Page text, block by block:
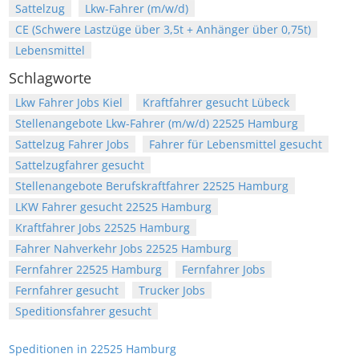
Sattelzug
Lkw-Fahrer (m/w/d)
CE (Schwere Lastzüge über 3,5t + Anhänger über 0,75t)
Lebensmittel
Schlagworte
Lkw Fahrer Jobs Kiel
Kraftfahrer gesucht Lübeck
Stellenangebote Lkw-Fahrer (m/w/d) 22525 Hamburg
Sattelzug Fahrer Jobs
Fahrer für Lebensmittel gesucht
Sattelzugfahrer gesucht
Stellenangebote Berufskraftfahrer 22525 Hamburg
LKW Fahrer gesucht 22525 Hamburg
Kraftfahrer Jobs 22525 Hamburg
Fahrer Nahverkehr Jobs 22525 Hamburg
Fernfahrer 22525 Hamburg
Fernfahrer Jobs
Fernfahrer gesucht
Trucker Jobs
Speditionsfahrer gesucht
Speditionen in 22525 Hamburg